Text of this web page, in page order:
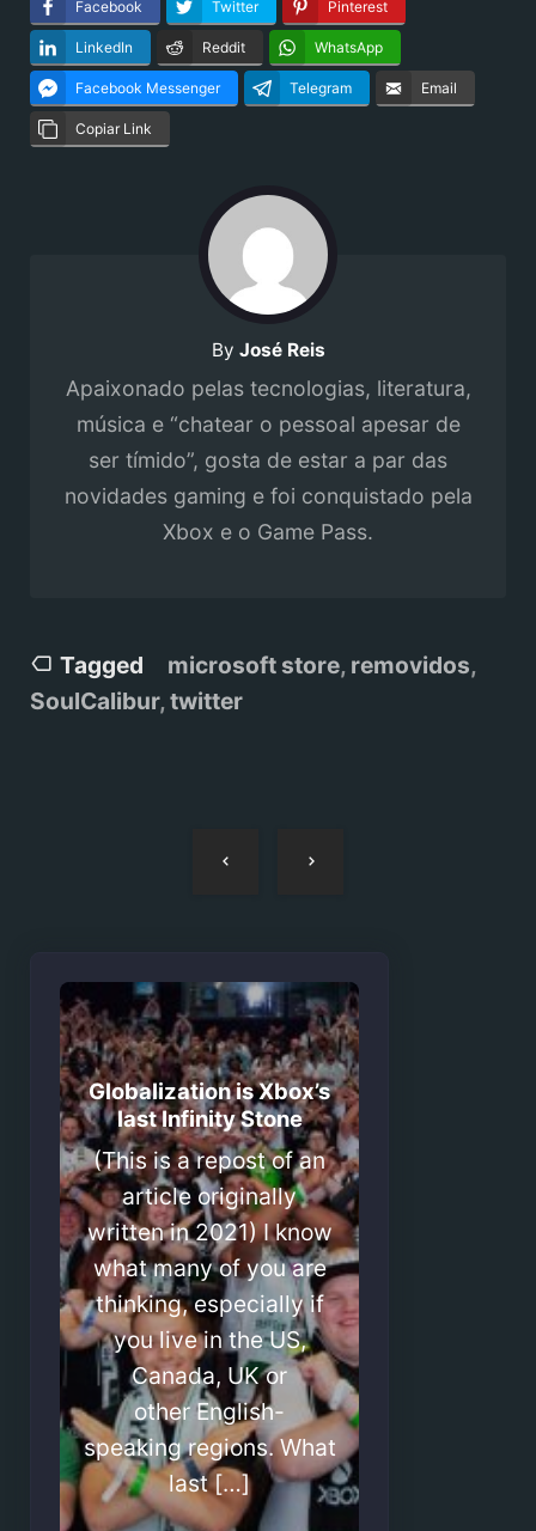
Facebook Twitter Pinterest
LinkedIn Reddit WhatsApp
Facebook Messenger Telegram Email
Copiar Link
By José Reis
Apaixonado pelas tecnologias, literatura,
música e “chatear o pessoal apesar de
ser tímido”, gosta de estar a par das
novidades gaming e foi conquistado pela
Xbox e o Game Pass.
Tagged microsoft store, removidos,
SoulCalibur,twitter
Globalization is Xbox’s
last Infinity Stone
(This is a repost of an
article originally
written in 2021) I know
what many of you are
thinking, especially if
you live in the US,
Canada, UK or
other English-
speaking regions. What
last […]